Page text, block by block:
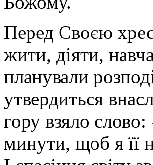
Перед Своєю
жити, діяти,
планували
утвердиться
гору взяло
минути, щоб я її